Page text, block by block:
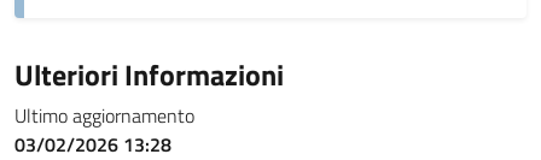
Ulteriori Informazioni
Ultimo aggiornamento
03/02/2026 13:28